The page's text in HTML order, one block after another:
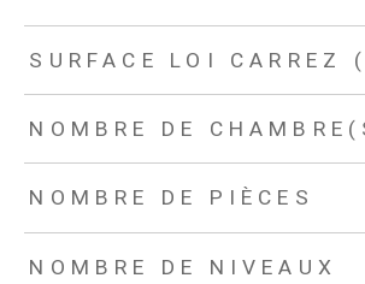
SURFACE LOI CARREZ
NOMBRE DE
NOMBRE DE PIÈCES
NOMBRE DE NIVEAUX